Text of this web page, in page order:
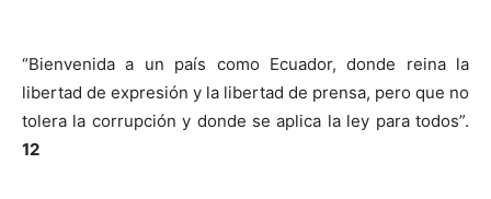
“Bienvenida a un país como Ecuador, donde reina la
libertad de expresión y la libertad de prensa, pero que no
tolera la corrupción y donde se aplica la ley para todos”.
12